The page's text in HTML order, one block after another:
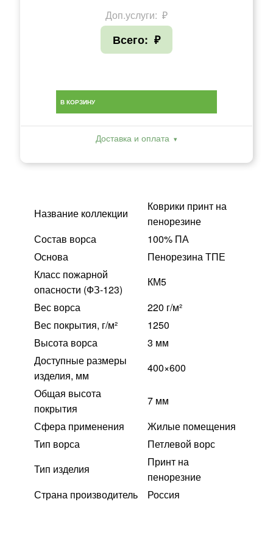
Доп.услуги: ₽
Всего: ₽
В КОРЗИНУ
Доставка и оплата
Название коллекции
Коврики принт на
пенорезине
Состав ворса
100% ПА
Основа
Пенорезина ТПЕ
Класс пожарной
опасности (ФЗ-123)
КМ5
Вес ворса
220 г/м²
Вес покрытия, г/м²
1250
Высота ворса
3 мм
Доступные размеры
изделия, мм
400×600
Общая высота
покрытия
7 мм
Сфера применения
Жилые помещения
Тип ворса
Петлевой ворс
Тип изделия
Принт на
пенорезние
Страна производитель
Россия